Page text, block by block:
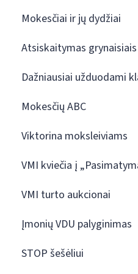
Mokesčiai ir jų dydžiai
Atsiskaitymas
Dažniausiai užduodami
Mokesčių ABC
Viktorina moksleiviams
VMI kviečia į
VMI turto aukcionai
Įmonių VDU palyginimas
STOP šešėliui